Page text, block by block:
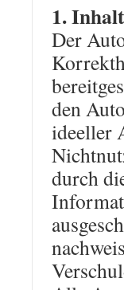
1.
Der
den
ideeller
durch